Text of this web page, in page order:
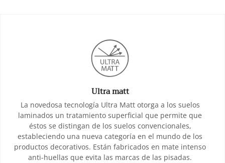
Ultra matt
La novedosa tecnología Ultra Matt otorga a los suelos
laminados un tratamiento superficial que permite que
éstos se distingan de los suelos convencionales,
estableciendo una nueva categoría en el mundo de los
productos decorativos. Están fabricados en mate intenso
anti-huellas que evita las marcas de las pisadas.